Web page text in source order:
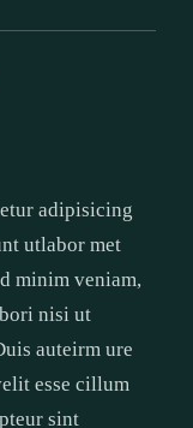
adipisicing
utlabor met
minim veniam,
nisi ut
auteirm ure
esse cillum
sint